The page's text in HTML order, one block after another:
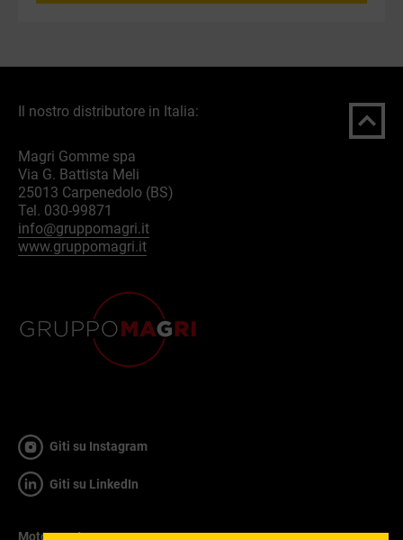
Giti su Instagram
Giti su LinkedIn
Motorsport
Il nostro distributore in Italia:
Magri Gomme spa
Via G. Battista Meli
25013 Carpenedolo (BS)
Tel. 030-99871
info@gruppomagri.it
www.gruppomagri.it